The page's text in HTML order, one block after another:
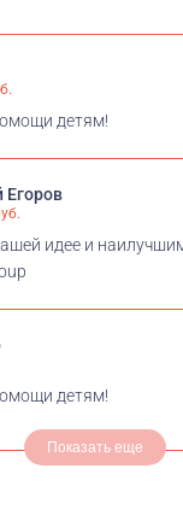
детям!
Егоров
идее и
детям!
Показать еще